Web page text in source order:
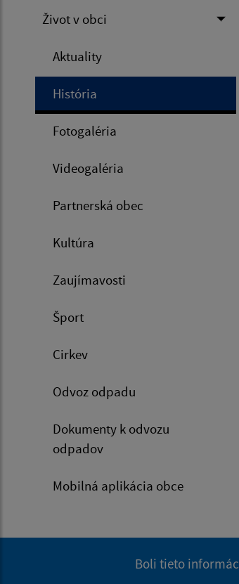
Život v obci
Aktuality
História
Fotogaléria
Videogaléria
Partnerská obec
Kultúra
Zaujímavosti
Šport
Cirkev
Odvoz odpadu
Dokumenty k odvozu
odpadov
Mobilná aplikácia obce
Boli tieto